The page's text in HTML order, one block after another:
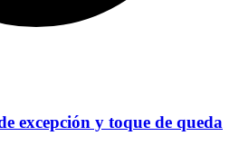
excepción y toque de queda